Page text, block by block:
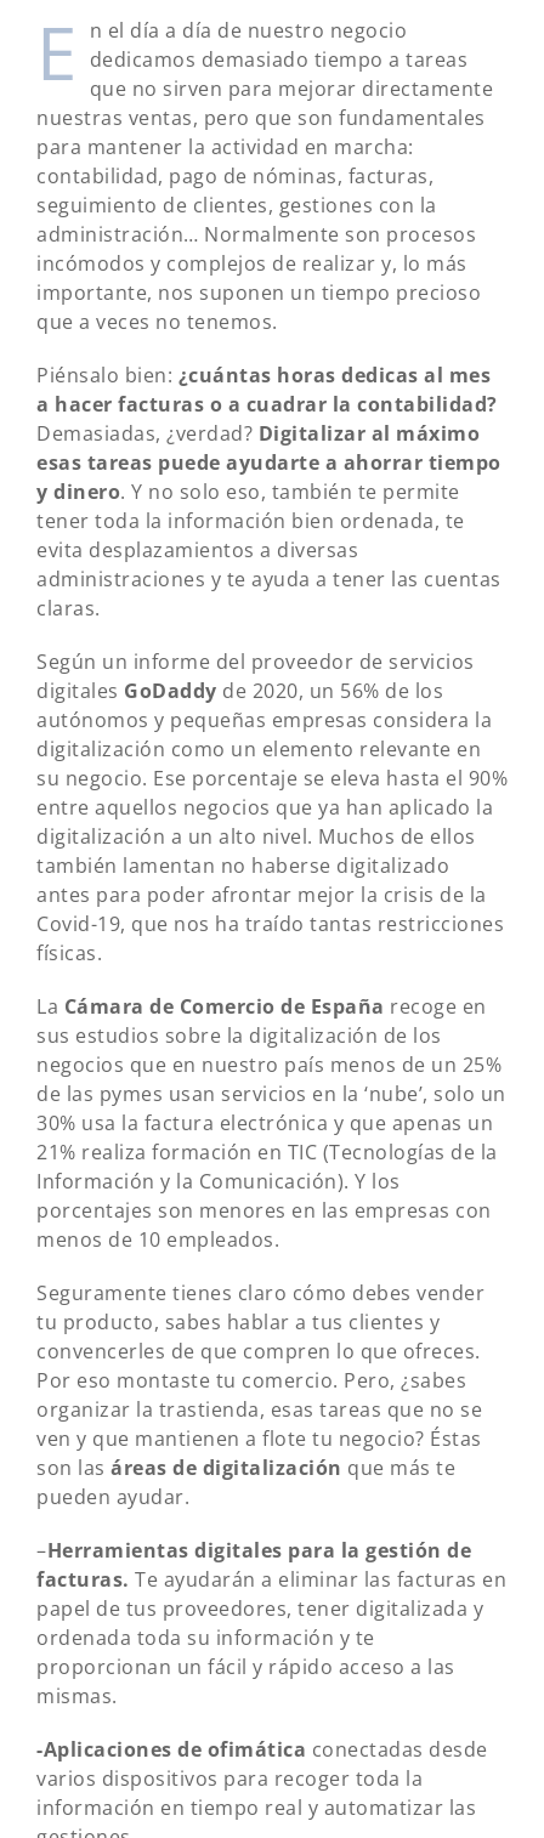
E
n el día a día de nuestro negocio
dedicamos demasiado tiempo a tareas
que no sirven para mejorar directamente
nuestras ventas, pero que son fundamentales
para mantener la actividad en marcha:
contabilidad, pago de nóminas, facturas,
seguimiento de clientes, gestiones con la
administración… Normalmente son procesos
incómodos y complejos de realizar y, lo más
importante, nos suponen un tiempo precioso
que a veces no tenemos.
Piénsalo bien: ¿cuántas horas dedicas al mes
a hacer facturas o a cuadrar la contabilidad?
Demasiadas, ¿verdad? Digitalizar al máximo
esas tareas puede ayudarte a ahorrar tiempo
y dinero. Y no solo eso, también te permite
tener toda la información bien ordenada, te
evita desplazamientos a diversas
administraciones y te ayuda a tener las cuentas
claras.
Según un informe del proveedor de servicios
digitales GoDaddy de 2020, un 56% de los
autónomos y pequeñas empresas considera la
digitalización como un elemento relevante en
su negocio. Ese porcentaje se eleva hasta el 90%
entre aquellos negocios que ya han aplicado la
digitalización a un alto nivel. Muchos de ellos
también lamentan no haberse digitalizado
antes para poder afrontar mejor la crisis de la
Covid-19, que nos ha traído tantas restricciones
físicas.
La Cámara de Comercio de España recoge en
sus estudios sobre la digitalización de los
negocios que en nuestro país menos de un 25%
de las pymes usan servicios en la ‘nube’, solo un
30% usa la factura electrónica y que apenas un
21% realiza formación en TIC (Tecnologías de la
Información y la Comunicación). Y los
porcentajes son menores en las empresas con
menos de 10 empleados.
Seguramente tienes claro cómo debes vender
tu producto, sabes hablar a tus clientes y
convencerles de que compren lo que ofreces.
Por eso montaste tu comercio. Pero, ¿sabes
organizar la trastienda, esas tareas que no se
ven y que mantienen a flote tu negocio? Éstas
son las áreas de digitalización que más te
pueden ayudar.
–Herramientas digitales para la gestión de
facturas. Te ayudarán a eliminar las facturas en
papel de tus proveedores, tener digitalizada y
ordenada toda su información y te
proporcionan un fácil y rápido acceso a las
mismas.
-Aplicaciones de ofimática conectadas desde
varios dispositivos para recoger toda la
información en tiempo real y automatizar las